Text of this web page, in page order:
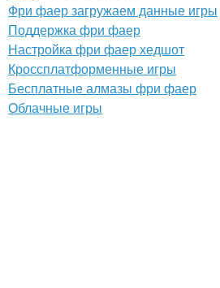
Фри фаер загружаем данные игры
Поддержка фри фаер
Настройка фри фаер хедшот
Кроссплатформенные игры
Бесплатные алмазы фри фаер
Облачные игры